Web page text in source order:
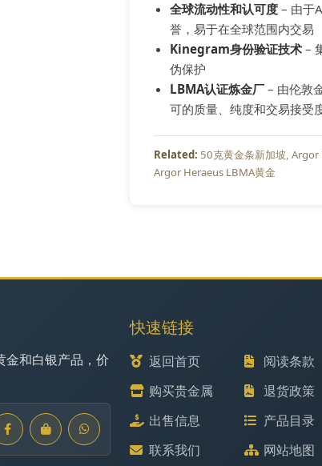
全球流动性和认可度 – 由于
誉，易于在全球范围内交易
Kinegram身份验证技术 –
伪保护
LBMA认证炼金厂 – 由伦敦
可的质量、纯度和交易接受
50克黄金条新加坡 Argor
Argor Heraeus LBMA黄金
金和白银产品，价
快速链接
返回首页
购买贵金属
出售信息
联系我们
阅读条款
退货政策
产品目录
网站地图